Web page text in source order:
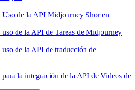
Uso de la API Midjourney Shorten
de la API de Tareas de Midjourney
de la API de traducción de
para la integración de la API de Videos de